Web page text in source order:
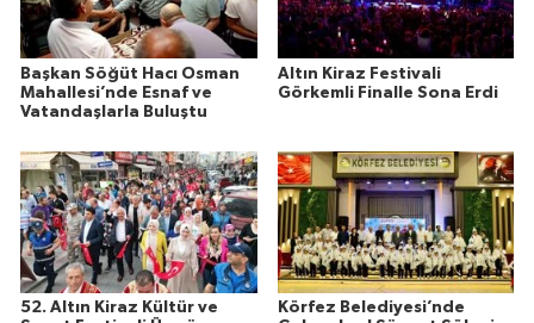
Başkan Söğüt Hacı Osman
Mahallesi’nde Esnaf ve
Vatandaşlarla Buluştu
Altın Kiraz Festivali
Görkemli Finalle Sona Erdi
52. Altın Kiraz Kültür ve
Körfez Belediyesi’nde